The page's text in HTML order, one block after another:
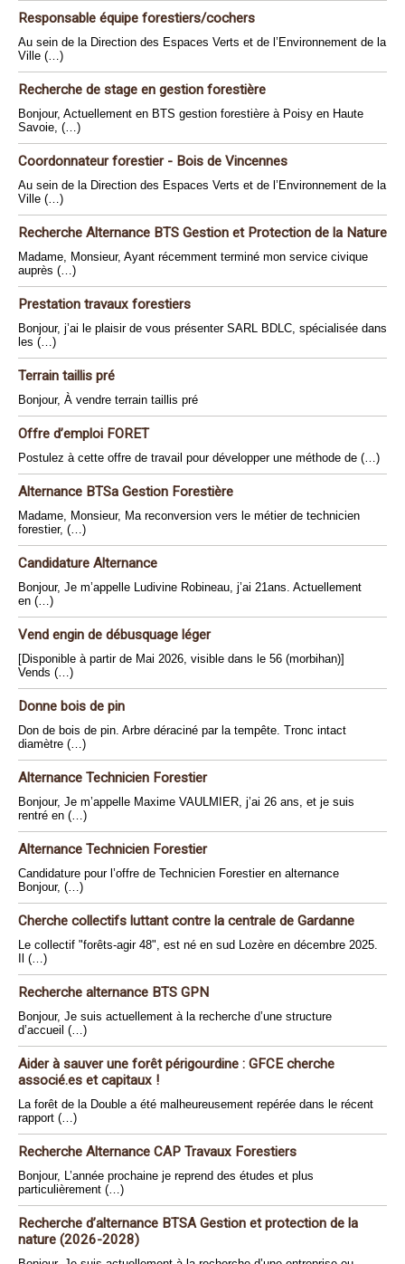
Responsable équipe forestiers/cochers
Au sein de la Direction des Espaces Verts et de l’Environnement de la
Ville (…)
Recherche de stage en gestion forestière
Bonjour, Actuellement en BTS gestion forestière à Poisy en Haute
Savoie, (…)
Coordonnateur forestier - Bois de Vincennes
Au sein de la Direction des Espaces Verts et de l’Environnement de la
Ville (…)
Recherche Alternance BTS Gestion et Protection de la Nature
Madame, Monsieur, Ayant récemment terminé mon service civique
auprès (…)
Prestation travaux forestiers
Bonjour, j’ai le plaisir de vous présenter SARL BDLC, spécialisée dans
les (…)
Terrain taillis pré
Bonjour, À vendre terrain taillis pré
Offre d’emploi FORET
Postulez à cette offre de travail pour développer une méthode de (…)
Alternance BTSa Gestion Forestière
Madame, Monsieur, Ma reconversion vers le métier de technicien
forestier, (…)
Candidature Alternance
Bonjour, Je m’appelle Ludivine Robineau, j’ai 21ans. Actuellement
en (…)
Vend engin de débusquage léger
[Disponible à partir de Mai 2026, visible dans le 56 (morbihan)]
Vends (…)
Donne bois de pin
Don de bois de pin. Arbre déraciné par la tempête. Tronc intact
diamètre (…)
Alternance Technicien Forestier
Bonjour, Je m’appelle Maxime VAULMIER, j’ai 26 ans, et je suis
rentré en (…)
Alternance Technicien Forestier
Candidature pour l’offre de Technicien Forestier en alternance
Bonjour, (…)
Cherche collectifs luttant contre la centrale de Gardanne
Le collectif "forêts-agir 48", est né en sud Lozère en décembre 2025.
Il (…)
Recherche alternance BTS GPN
Bonjour, Je suis actuellement à la recherche d’une structure
d’accueil (…)
Aider à sauver une forêt périgourdine : GFCE cherche
associé.es et capitaux !
La forêt de la Double a été malheureusement repérée dans le récent
rapport (…)
Recherche Alternance CAP Travaux Forestiers
Bonjour, L’année prochaine je reprend des études et plus
particulièrement (…)
Recherche d’alternance BTSA Gestion et protection de la
nature (2026-2028)